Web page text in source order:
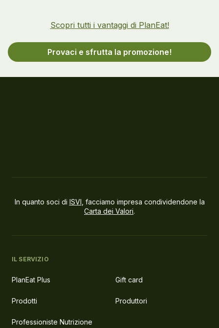
Scopri tutti i vantaggi di PlanEat!
Provaci e sfrutta la promozione!
In quanto soci di ISVI , facciamo impresa condividendone la
Carta dei Valori.
IL SERVIZIO
PlanEat Plus Gift card
Prodotti Produttori
Professioniste Nutrizione